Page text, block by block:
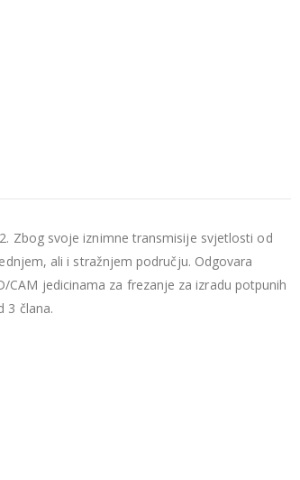
Zbog svoje iznimne transmisije svjetlosti od
ali i stražnjem području. Odgovara
CAM jedicinama za frezanje za izradu potpunih
3 člana.